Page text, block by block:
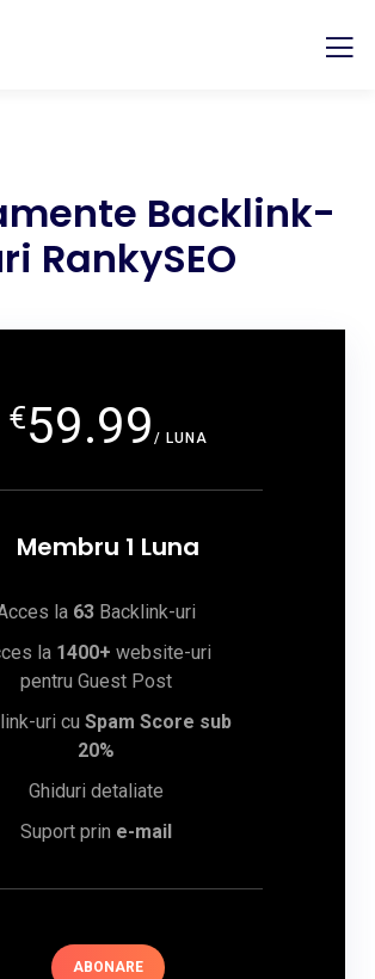
Backlink-
RankySEO
€59.99 / LUNA
Membru 1 Luna
la 63 Backlink-uri
la 1400+ website-uri
pentru Guest Post
uri cu Spam Score sub
20%
Ghiduri detaliate
Suport prin e-mail
ABONARE